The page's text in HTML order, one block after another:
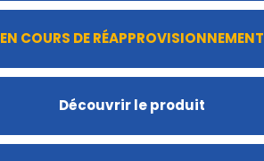
EN COURS DE RÉAPPROVISIONNEMENT
Découvrir le produit